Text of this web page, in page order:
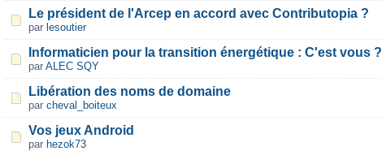
Le président de l'Arcep en accord avec Contributopia ?
par lesoutier
Informaticien pour la transition énergétique : C'est vous ?
par ALEC SQY
Libération des noms de domaine
par cheval_boiteux
Vos jeux Android
par hezok73